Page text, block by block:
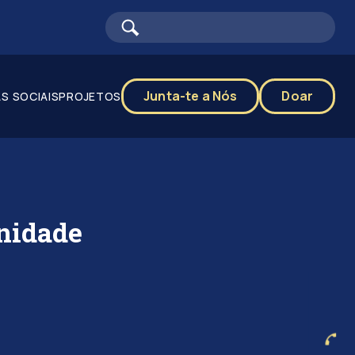
SOCIAISPROJETOS Junta-te a Nós Doar